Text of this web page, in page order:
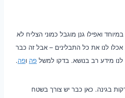
ואפילו גנן מוגבל כמוני הצליח לא
לנו את כל התבלינים – אבל זה כבר
מידע רב בנושא. בדקו למשל פה ופה.
בגינה. כאן כבר יש צורך בשטח